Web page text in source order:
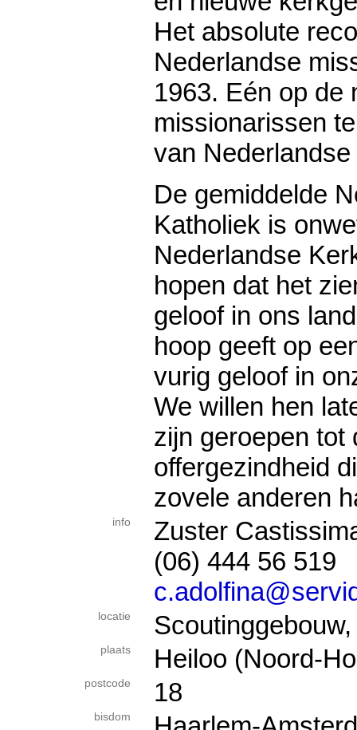
Het absolute
Nederlandse
1963. Eén op de
missionarissen
van
De gemiddelde
Katholiek is
Nederlandse
hopen dat het
geloof in ons
hoop geeft op
vurig geloof in
We willen hen
zijn geroepen tot
offergezindheid
zovele anderen
info
Zuster
(06) 444 56 519
locatie
plaats Heiloo (Noord-
postcode 18
bisdom